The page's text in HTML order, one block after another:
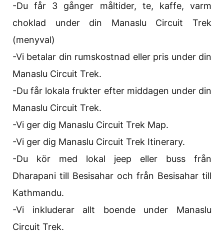
-Du får 3 gånger måltider, te, kaffe, varm
choklad under din Manaslu Circuit Trek
(menyval)
-Vi betalar din rumskostnad eller pris under din
Manaslu Circuit Trek.
-Du får lokala frukter efter middagen under din
Manaslu Circuit Trek.
-Vi ger dig Manaslu Circuit Trek Map.
-Vi ger dig Manaslu Circuit Trek Itinerary.
-Du kör med lokal jeep eller buss från
Dharapani till Besisahar och från Besisahar till
Kathmandu.
-Vi inkluderar allt boende under Manaslu
Circuit Trek.